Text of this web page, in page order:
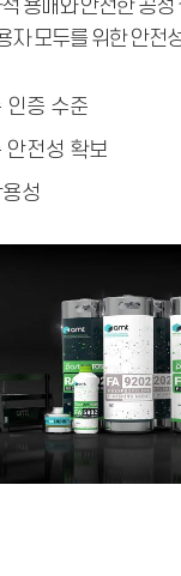
용매와 안전한 공정
자 모두를 위한 안전
증 수준
전성 확보
성